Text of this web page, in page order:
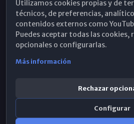
Utilizamos cookies propias y de
técnicos, de preferencias,
contenidos externos como
Puedes aceptar todas las cookies,
opcionales o configurarlas.
Más información
Rechazar
Configurar